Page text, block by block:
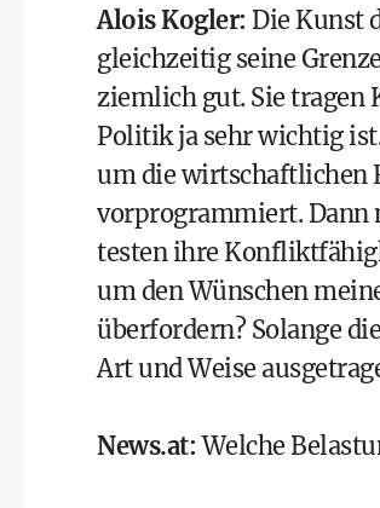
Alois Kogler: Die Kunst
gleichzeitig seine
ziemlich gut. Sie tragen
Politik ja sehr wichtig
um die wirtschaftlichen
vorprogrammiert. Dann
testen ihre
um den Wünschen
überfordern? Solange
Art und Weise
News.at:Welche